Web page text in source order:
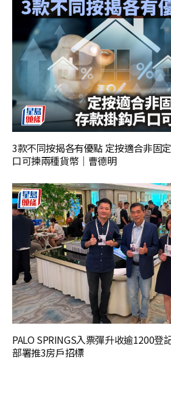
3款不同按揭各有優點 定按適合非固
口可揀兩種貨幣｜曹德明
PALO SPRINGS入票彈升收逾1200登
部署推3房戶招標